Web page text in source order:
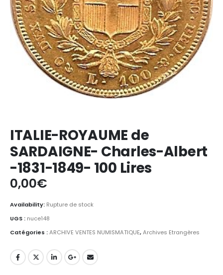
ITALIE-ROYAUME de
SARDAIGNE- Charles-Albert
-1831-1849- 100 Lires
0,00€
Availability: Rupture de stock
UGS : nuce148
Catégories :ARCHIVE VENTES NUMISMATIQUE,Archives Etrangères